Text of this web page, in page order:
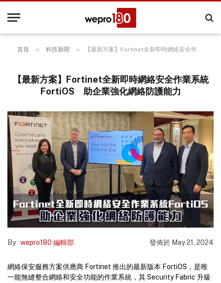
首頁 » 科技新聞 » 【最新方案】Fortinet全新即時網絡安全作業系統FortiOS 助企業強化網絡防護能力
【最新方案】Fortinet全新即時網絡安全作業系統
FortiOS 助企業強化網絡防護能力
By wepro180 編輯部 發佈於 May 21, 2024
網絡保安服務方案供應商 Fortinet 推出的最新版本 FortiOS，是唯
一能無縫整合網絡和安全功能的作業系統，其 Security Fabric 升級